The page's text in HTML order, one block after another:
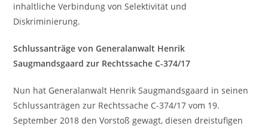
inhaltliche Verbindung von Selektivität und
Diskriminierung.
Schlussanträge von Generalanwalt Henrik
Saugmandsgaard zur Rechtssache C-374/17
Nun hat Generalanwalt Henrik Saugmandsgaard in seinen
Schlussanträgen zur Rechtssache C-374/17 vom 19.
September 2018 den Vorstoß gewagt, diesen dreistufigen